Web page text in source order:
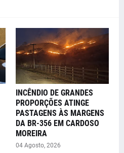
INCÊNDIO DE GRANDES
PROPORÇÕES ATINGE
PASTAGENS ÀS MARGENS
DA BR-356 EM CARDOSO
MOREIRA
04 Agosto, 2026